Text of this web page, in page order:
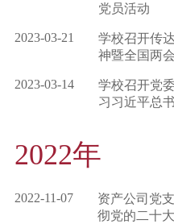
党员活动
2023-03-21
学校召开传
神暨全国两
2023-03-14
学校召开党
习习近平总
2022年
2022-11-07
资产公司党
彻党的二十